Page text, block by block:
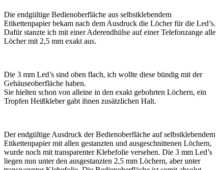
Die endgültige Bedienoberfläche aus selbstklebendem
Etikettenpapier bekam nach dem Ausdruck die Löcher für die Led’s.
Dafür stanzte ich mit einer Aderendhülse auf einer Telefonzange alle
Löcher mit 2,5 mm exakt aus.
Die 3 mm Led’s sind oben flach, ich wollte diese bündig mit der
Gehäuseoberfläche haben.
Sie hielten schon von alleine in den exakt gebohrten Löchern, ein
Tropfen Heißkleber gabt ihnen zusätzlichen Halt.
Der endgültige Ausdruck der Bedienoberfläche auf selbstklebendem
Etikettenpapier mit allen gestanzten und ausgeschnittenen Löchern,
wurde noch mit transparenter Klebefolie versehen. Die 3 mm Led’s
liegen nun unter den ausgestanzten 2,5 mm Löchern, aber unter